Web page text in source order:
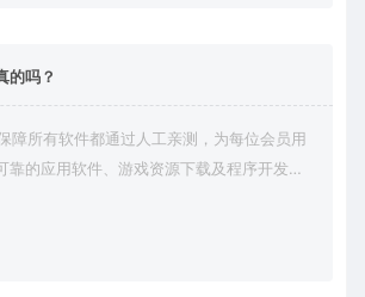
的吗？
障所有软件都通过人工亲测，为每位会员用
靠的应用软件、游戏资源下载及程序开发服